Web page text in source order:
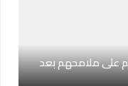
على ملامحهم بعد